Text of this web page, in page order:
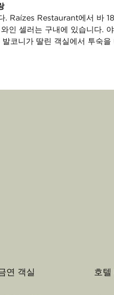
. Raízes Restaurant에서 바
인 셀러는 구내에 있습니다.
코니가 딸린 객실에서 투숙을
연 객실 호